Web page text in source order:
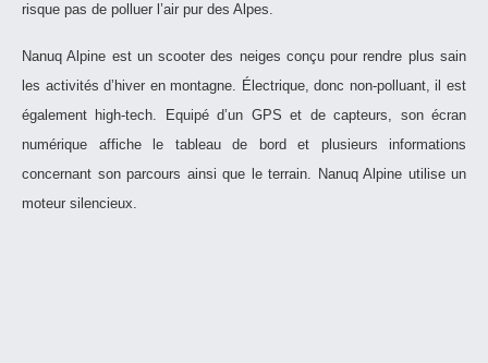
risque pas de polluer l’air pur des Alpes.
Nanuq Alpine est un scooter des neiges conçu pour rendre plus sain
les activités d’hiver en montagne. Électrique, donc non-polluant, il est
également high-tech. Equipé d’un GPS et de capteurs, son écran
numérique affiche le tableau de bord et plusieurs informations
concernant son parcours ainsi que le terrain. Nanuq Alpine utilise un
moteur silencieux.